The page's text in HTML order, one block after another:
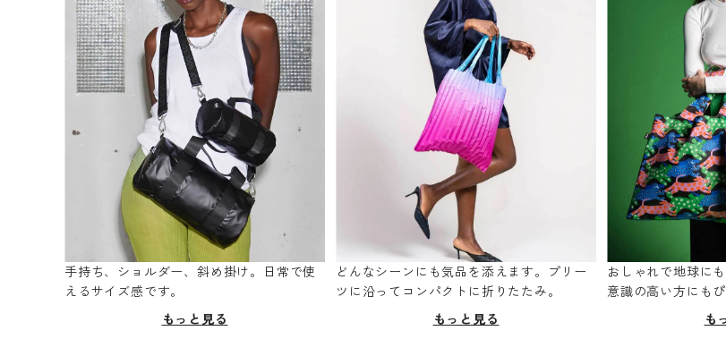
手持ち、ショルダー、斜め掛け。日常で使
えるサイズ感です。
もっと見る
どんなシーンにも気品を添えます。プリー
ツに沿ってコンパクトに折りたたみ。
もっと見る
おしゃれで地球に
意識の高い方にもぴ
も